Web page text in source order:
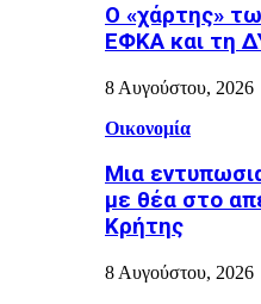
Ο «χάρτης»
ΕΦΚΑ και τη
8 Αυγούστου, 2026
Οικονομία
Μια
με θέα στο
Κρήτης
8 Αυγούστου, 2026